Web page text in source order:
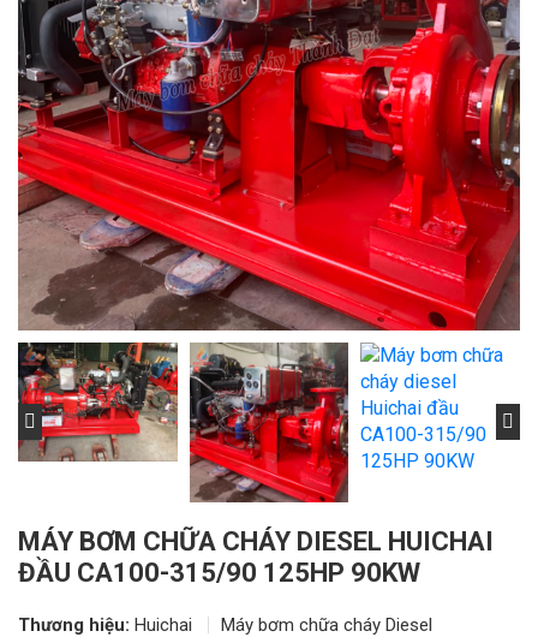
MÁY BƠM CHỮA CHÁY DIESEL HUICHAI
ĐẦU CA100-315/90 125HP 90KW
Thương hiệu: Huichai
Máy bơm chữa cháy Diesel